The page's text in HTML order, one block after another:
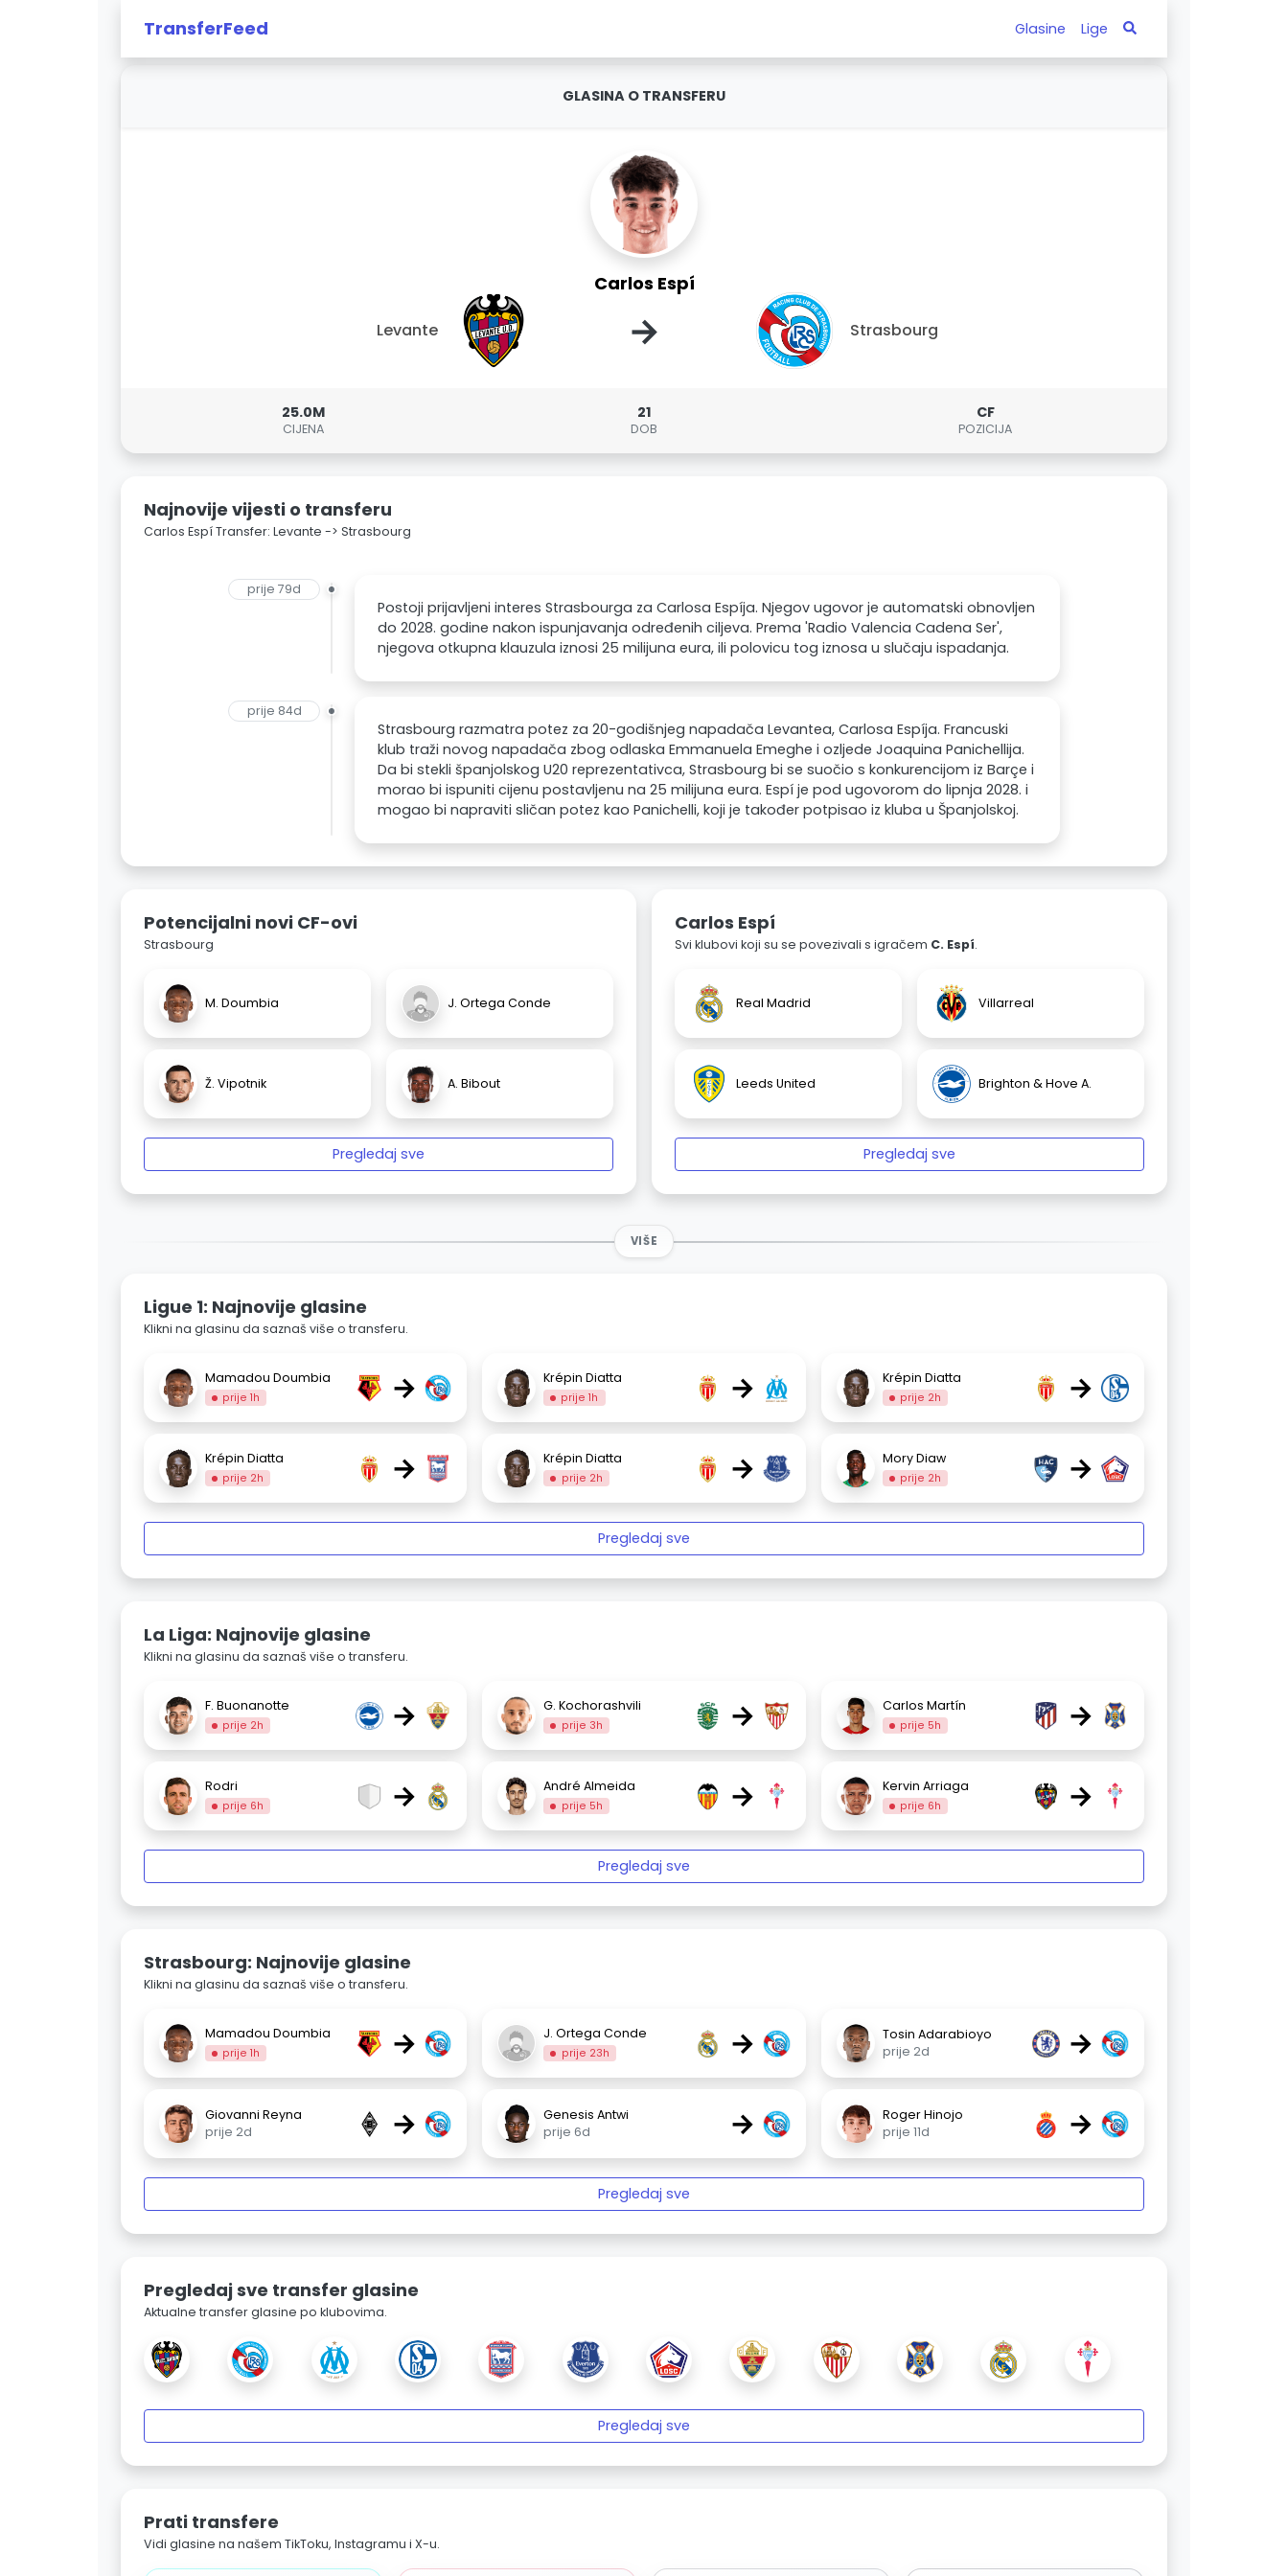
TransferFeed Glasine Lige
GLASINA O TRANSFERU
Carlos Espí
Levante → Strasbourg
25.0M
CIJENA
21
DOB
CF
POZICIJA
Najnovije vijesti o transferu
Carlos Espí Transfer: Levante -> Strasbourg
prije 79d
Postoji prijavljeni interes Strasbourga za Carlosa Espíja. Njegov ugovor je automatski obnovljen
do 2028. godine nakon ispunjavanja određenih ciljeva. Prema 'Radio Valencia Cadena Ser',
njegova otkupna klauzula iznosi 25 milijuna eura, ili polovicu tog iznosa u slučaju ispadanja.
prije 84d
Strasbourg razmatra potez za 20-godišnjeg napadača Levantea, Carlosa Espíja. Francuski
klub traži novog napadača zbog odlaska Emmanuela Emeghe i ozljede Joaquina Panichellija.
Da bi stekli španjolskog U20 reprezentativca, Strasbourg bi se suočio s konkurencijom iz Barçe i
morao bi ispuniti cijenu postavljenu na 25 milijuna eura. Espí je pod ugovorom do lipnja 2028. i
mogao bi napraviti sličan potez kao Panichelli, koji je također potpisao iz kluba u Španjolskoj.
Potencijalni novi CF-ovi
Strasbourg
M. Doumbia J. Ortega Conde
Ž. Vipotnik A. Bibout
Pregledaj sve
Carlos Espí
Svi klubovi koji su se povezivali s igračem C. Espí.
Real Madrid Villarreal
Leeds United Brighton & Hove A.
Pregledaj sve
VIŠE
Ligue 1: Najnovije glasine
Klikni na glasinu da saznaš više o transferu.
Mamadou Doumbia
prije 1h → Krépin Diatta
prije 1h → Krépin Diatta
prije 2h →
Krépin Diatta
prije 2h → Krépin Diatta
prije 2h → Mory Diaw
prije 2h →
Pregledaj sve
La Liga: Najnovije glasine
Klikni na glasinu da saznaš više o transferu.
F. Buonanotte
prije 2h → G. Kochorashvili
prije 3h → Carlos Martín
prije 5h →
Rodri
prije 6h → André Almeida
prije 5h → Kervin Arriaga
prije 6h →
Pregledaj sve
Strasbourg: Najnovije glasine
Klikni na glasinu da saznaš više o transferu.
Mamadou Doumbia
prije 1h → J. Ortega Conde
prije 23h →
Tosin Adarabioyo
prije 2d
→
Giovanni Reyna
prije 2d
→
Genesis Antwi
prije 6d
→
Roger Hinojo
prije 11d
→
Pregledaj sve
Pregledaj sve transfer glasine
Aktualne transfer glasine po klubovima.
Pregledaj sve
Prati transfere
Vidi glasine na našem TikToku, Instagramu i X-u.